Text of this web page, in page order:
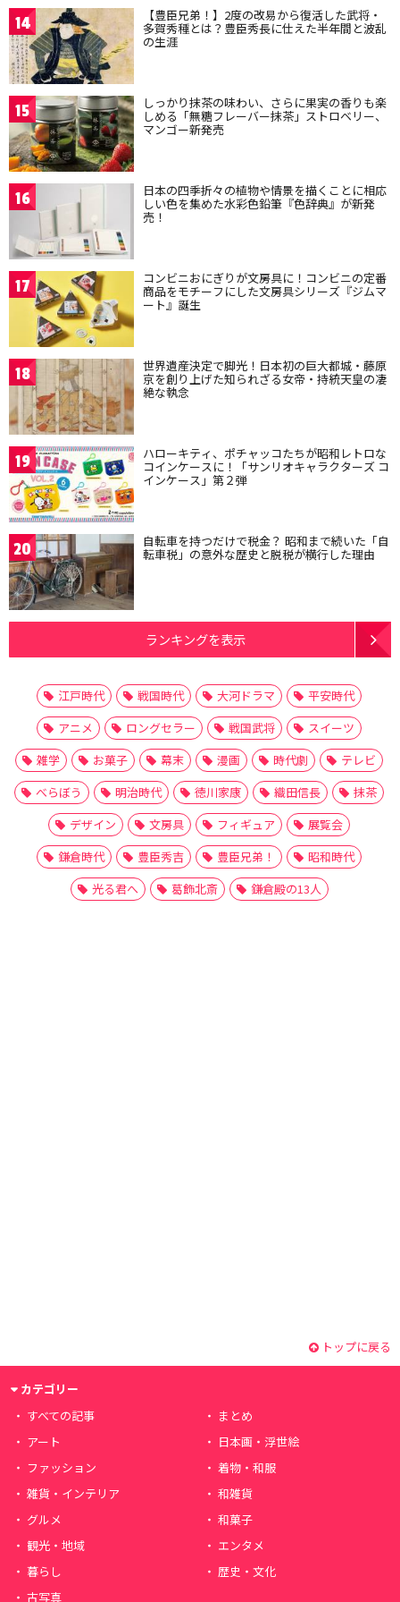
14 【豊臣兄弟！】2度の改易から復活した武将・
多賀秀種とは？豊臣秀長に仕えた半年間と波乱
の生涯
15 しっかり抹茶の味わい、さらに果実の香りも楽
しめる「無糖フレーバー抹茶」ストロベリー、
マンゴー新発売
16 日本の四季折々の植物や情景を描くことに相応
しい色を集めた水彩色鉛筆『色辞典』が新発
売！
17 コンビニおにぎりが文房具に！コンビニの定番
商品をモチーフにした文房具シリーズ『ジムマ
ート』誕生
18 世界遺産決定で脚光！日本初の巨大都城・藤原
京を創り上げた知られざる女帝・持統天皇の凄
絶な執念
19 ハローキティ、ポチャッコたちが昭和レトロな
コインケースに！「サンリオキャラクターズ コ
インケース」第２弾
20 自転車を持つだけで税金？ 昭和まで続いた「自
転車税」の意外な歴史と脱税が横行した理由
ランキングを表示
江戸時代 戦国時代 大河ドラマ
平安時代
アニメ
ロングセラー 戦国武将
スイーツ
雑学
お菓子 幕末 漫画 時代劇
テレビ
べらぼう
明治時代 徳川家康 織田信長
抹茶
デザイン
文房具 フィギュア
展覧会
鎌倉時代
豊臣秀吉 豊臣兄弟！
昭和時代
光る君へ
葛飾北斎 鎌倉殿の13人
トップに戻る
カテゴリー
すべての記事
まとめ
アート
日本画・浮世絵
ファッション
着物・和服
雑貨・インテリア
和雑貨
グルメ
和菓子
観光・地域
エンタメ
暮らし
歴史・文化
古写真